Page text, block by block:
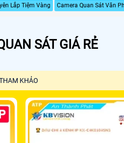
Lắp Tiệm Vàng Camera Quan Sát Văn
SÁT GIÁ RẺ
KHẢO